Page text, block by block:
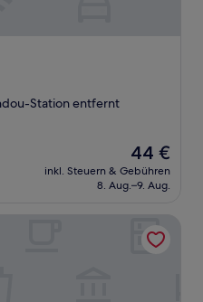
Station entfernt
Der
Preis
beträgt
44 €
inkl. Steuern & Gebühren
8. Aug.–9. Aug.